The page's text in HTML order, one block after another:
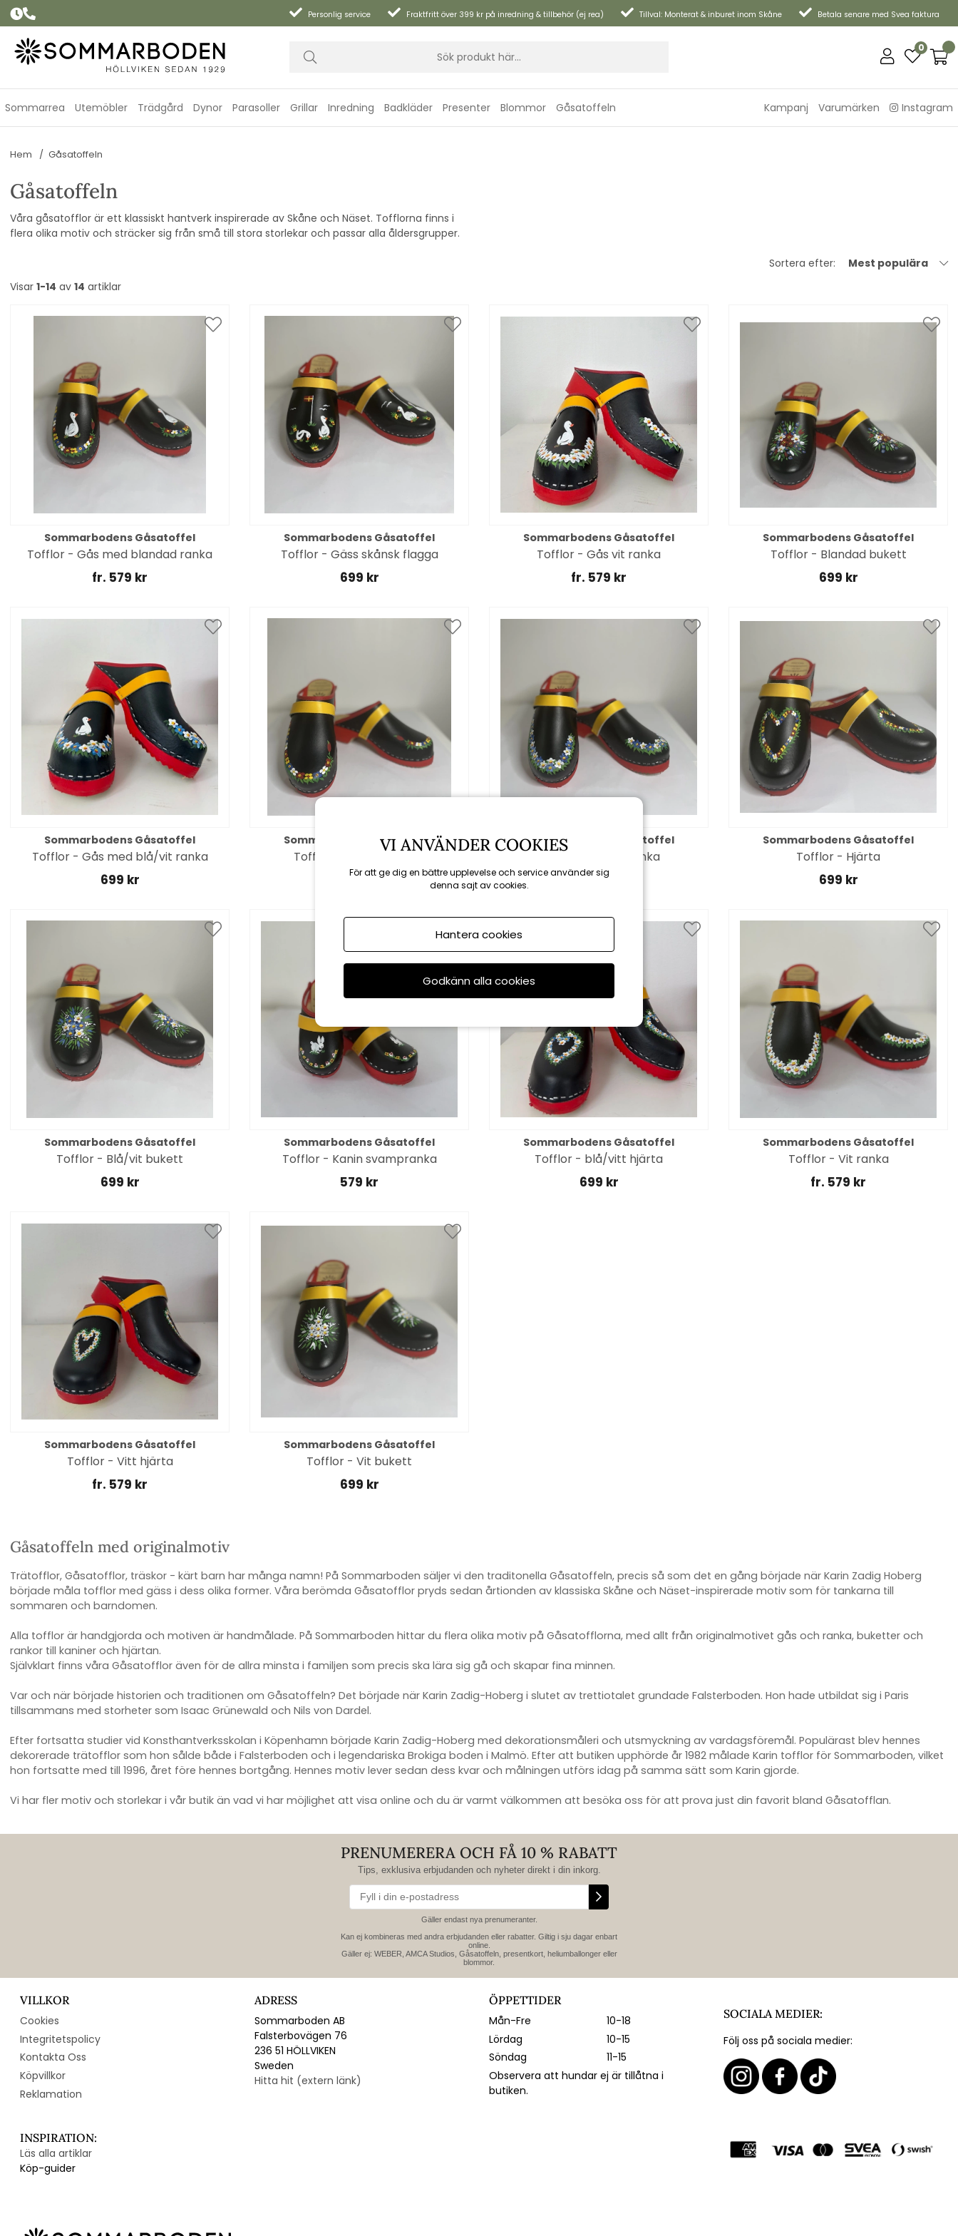
Personlig service Fraktfritt över 399 kr på inredning & tillbehör (ej rea) Tillval: Monterat & inburet inom Skåne Betala senare med Svea faktura
0
Sommarrea Utemöbler Trädgård Dynor Parasoller Grillar Inredning Badkläder Presenter Blommor Gåsatoffeln Kampanj Varumärken Instagram
Hem Gåsatoffeln
Gåsatoffeln
Våra gåsatofflor är ett klassiskt hantverk inspirerade av Skåne och Näset. Tofflorna finns i
flera olika motiv och sträcker sig från små till stora storlekar och passar alla åldersgrupper.
Sortera efter:
Mest populära
Visar 1-14 av 14 artiklar
Sommarbodens Gåsatoffel
Tofflor - Gås med blandad ranka
fr. 579 kr
Sommarbodens Gåsatoffel
Tofflor - Gäss skånsk flagga
699 kr
Sommarbodens Gåsatoffel
Tofflor - Gås vit ranka
fr. 579 kr
Sommarbodens Gåsatoffel
Tofflor - Blandad bukett
699 kr
Sommarbodens Gåsatoffel
Tofflor - Gås med blå/vit ranka
699 kr
Sommarbodens Gåsatoffel
Tofflor - Blandad ranka
fr. 579 kr
Sommarbodens Gåsatoffel
Tofflor - Blå/vit ranka
fr. 579 kr
Sommarbodens Gåsatoffel
Tofflor - Hjärta
699 kr
Sommarbodens Gåsatoffel
Tofflor - Blå/vit bukett
699 kr
Sommarbodens Gåsatoffel
Tofflor - Kanin svampranka
579 kr
Sommarbodens Gåsatoffel
Tofflor - blå/vitt hjärta
699 kr
Sommarbodens Gåsatoffel
Tofflor - Vit ranka
fr. 579 kr
Sommarbodens Gåsatoffel
Tofflor - Vitt hjärta
fr. 579 kr
Sommarbodens Gåsatoffel
Tofflor - Vit bukett
699 kr
Gåsatoffeln med originalmotiv
Trätofflor, Gåsatofflor, träskor - kärt barn har många namn! På Sommarboden säljer vi den traditonella Gåsatoffeln, precis så som det en gång började när Karin Zadig Hoberg
började måla tofflor med gäss i dess olika former. Våra berömda Gåsatofflor pryds sedan årtionden av klassiska Skåne och Näset-inspirerade motiv som för tankarna till
sommaren och barndomen.
Alla tofflor är handgjorda och motiven är handmålade. På Sommarboden hittar du flera olika motiv på Gåsatofflorna, med allt från originalmotivet gås och ranka, buketter och
rankor till kaniner och hjärtan.
Självklart finns våra Gåsatofflor även för de allra minsta i familjen som precis ska lära sig gå och skapar fina minnen.
Var och när började historien och traditionen om Gåsatoffeln? Det började när Karin Zadig-Hoberg i slutet av trettiotalet grundade Falsterboden. Hon hade utbildat sig i Paris
tillsammans med storheter som Isaac Grünewald och Nils von Dardel.
Efter fortsatta studier vid Konsthantverksskolan i Köpenhamn började Karin Zadig-Hoberg med dekorationsmåleri och utsmyckning av vardagsföremål. Populärast blev hennes
dekorerade trätofflor som hon sålde både i Falsterboden och i legendariska Brokiga boden i Malmö. Efter att butiken upphörde år 1982 målade Karin tofflor för Sommarboden, vilket
hon fortsatte med till 1996, året före hennes bortgång. Hennes motiv lever sedan dess kvar och målningen utförs idag på samma sätt som Karin gjorde.
Vi har fler motiv och storlekar i vår butik än vad vi har möjlighet att visa online och du är varmt välkommen att besöka oss för att prova just din favorit bland Gåsatofflan.
PRENUMERERA OCH FÅ 10 % RABATT
Tips, exklusiva erbjudanden och nyheter direkt i din inkorg.
Gäller endast nya prenumeranter.
Kan ej kombineras med andra erbjudanden eller rabatter. Giltig i sju dagar enbart
online.
Gäller ej: WEBER, AMCA Studios, Gåsatoffeln, presentkort, heliumballonger eller
blommor.
VILLKOR
Cookies
Integritetspolicy
Kontakta Oss
Köpvillkor
Reklamation
INSPIRATION:
Läs alla artiklar
Köp-guider
ADRESS
Sommarboden AB
Falsterbovägen 76
236 51 HÖLLVIKEN
Sweden
Hitta hit (extern länk)
ÖPPETTIDER
Mån-Fre
10-18
Lördag
10-15
Söndag
11-15
Observera att hundar ej är tillåtna i
butiken.
SOCIALA MEDIER:
Följ oss på sociala medier:
VI ANVÄNDER COOKIES
För att ge dig en bättre upplevelse och service använder sig
denna sajt av cookies.
Hantera cookies
Godkänn alla cookies